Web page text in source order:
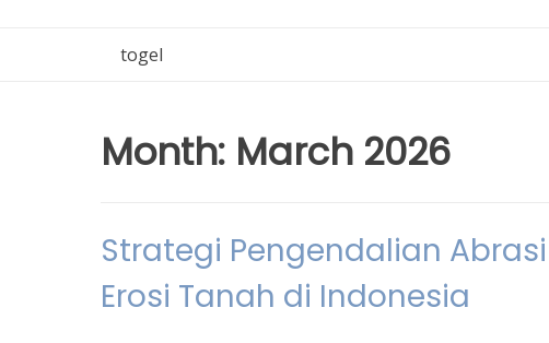
togel
Month: March 2026
Strategi Pengendalian
Erosi Tanah di Indonesia